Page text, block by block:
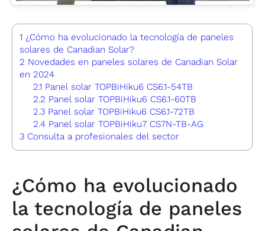
1 ¿Cómo ha evolucionado la tecnología de paneles
solares de Canadian Solar?
2 Novedades en paneles solares de Canadian Solar
en 2024
2.1 Panel solar TOPBiHiku6 CS6.1-54TB
2.2 Panel solar TOPBiHiku6 CS6.1-60TB
2.3 Panel solar TOPBiHiku6 CS6.1-72TB
2.4 Panel solar TOPBiHiku7 CS7N-TB-AG
3 Consulta a profesionales del sector
¿Cómo ha evolucionado
la tecnología de paneles